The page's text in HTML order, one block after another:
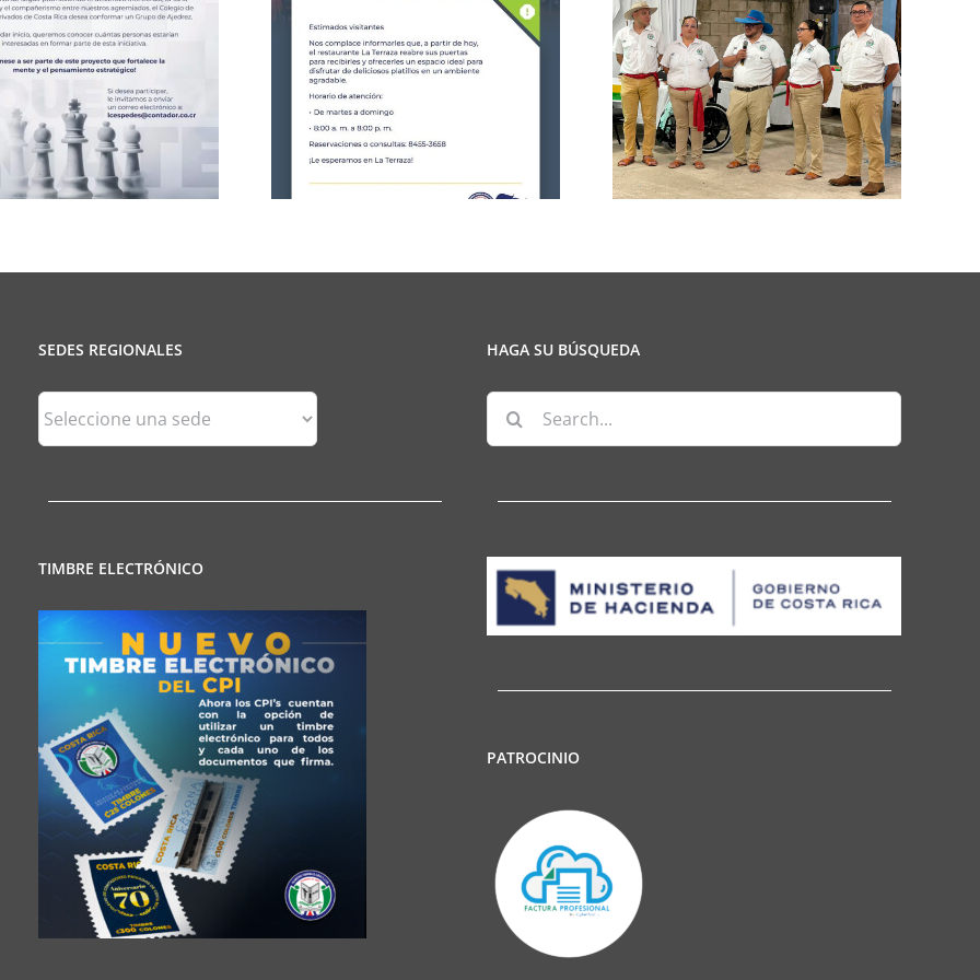
CCPCR Informa
Celebración de la
25 de Julio
CCPCR Informa
SEDES REGIONALES
Sedes
Regionales
TIMBRE ELECTRÓNICO
HAGA SU BÚSQUEDA
Search
for:
PATROCINIO